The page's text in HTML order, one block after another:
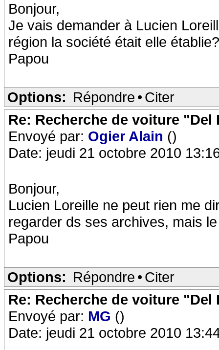
Bonjour,
Je vais demander à Lucien
région la société était elle établie?
Papou
Options: Répondre • Citer
Re: Recherche de voiture "Del
Envoyé par: Ogier Alain ()
Date: jeudi 21 octobre 2010
Bonjour,
Lucien Loreille ne peut rien me
regarder ds ses archives, mais
Papou
Options: Répondre • Citer
Re: Recherche de voiture "Del
Envoyé par: MG ()
Date: jeudi 21 octobre 2010